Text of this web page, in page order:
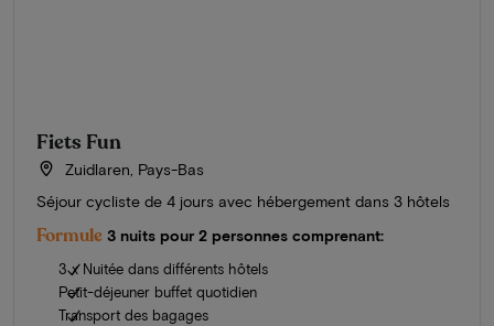
Fiets Fun
Zuidlaren, Pays-Bas
Séjour cycliste de 4 jours avec hébergement dans 3 hôtels
Formule 3 nuits pour 2 personnes comprenant:
3 x Nuitée dans différents hôtels
Petit-déjeuner buffet quotidien
Transport des bagages